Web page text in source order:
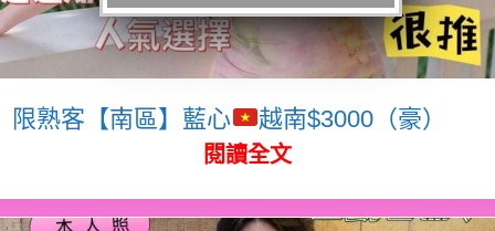
限熟客【南區】藍心 越南$3000（豪）
閱讀全文